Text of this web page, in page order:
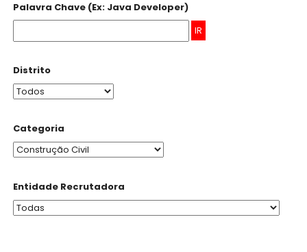
Palavra Chave (Ex: Java Developer)
IR
Distrito
Categoria
Entidade Recrutadora